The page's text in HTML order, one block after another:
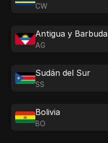
CW
Antigua y Barbuda
AG
Sudán del Sur
SS
Bolivia
BO